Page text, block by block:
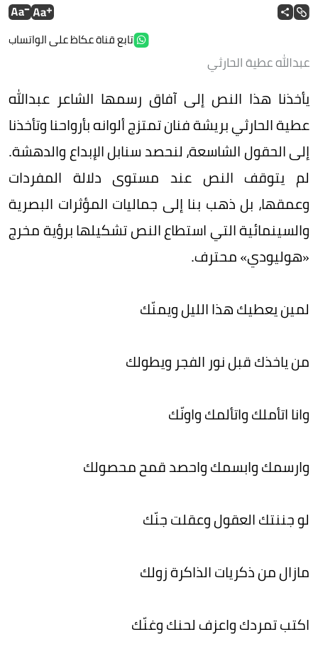
تابع قناة عكاظ على الواتساب
عبدالله عطية الحارثي
يأخذنا هذا النص إلى آفاق رسمها الشاعر عبدالله
عطية الحارثي بريشة فنان تمتزج ألوانه بأرواحنا وتأخذنا
إلى الحقول الشاسعة، لنحصد سنابل الإبداع والدهشة.
لم يتوقف النص عند مستوى دلالة المفردات
وعمقها، بل ذهب بنا إلى جماليات المؤثرات البصرية
والسينمائية التي استطاع النص تشكيلها برؤية مخرج
«هوليودي» محترف.
لمين يعطيك هذا الليل ويمنّك
من ياخذك قبل نور الفجر ويطولك
وانا اتأملك واتألمك واونّك
وارسمك وابسمك واحصد قمح محصولك
لو جننتك العقول وعقلت جنّك
مازال من ذكريات الذاكرة زولك
اكتب تمردك واعزف لحنك وغنّك